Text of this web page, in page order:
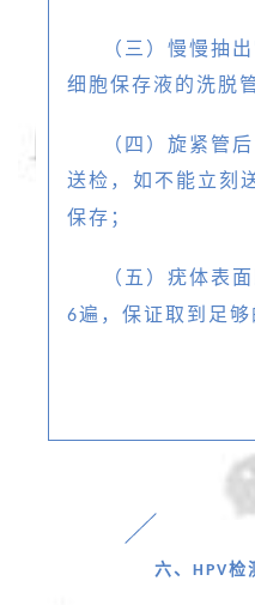
（三）慢慢抽
细胞保存液的洗脱
（四）旋紧管
送检，如不能立刻
保存；
（五）疣体表
6遍，保证取到足够
六、 HPV检